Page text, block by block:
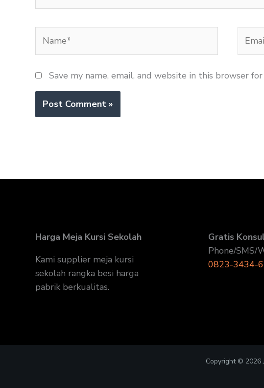
Save my name, email, and website in this browser
Harga Meja Kursi Sekolah
Kami supplier meja kursi
sekolah rangka besi harga
pabrik berkualitas.
Gratis
Phone/SMS/
0823-3434-
Copyright © 2026